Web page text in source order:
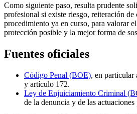
Como siguiente paso, resulta prudente
profesional si existe riesgo, reiteración de
procedimiento ya en curso, para valorar
protección posible y la mejor forma de
Fuentes oficiales
Código Penal (BOE), en particular
y artículo 172.
Ley de Enjuiciamiento Criminal
de la denuncia y de las actuaciones